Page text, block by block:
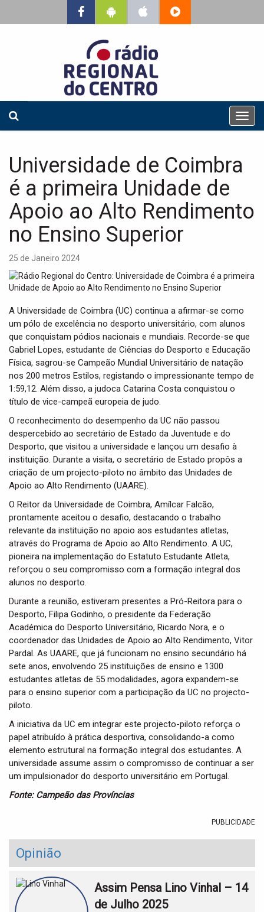
T
o
v
i
Universidade de Coimbra
é a primeira Unidade de
Apoio ao Alto Rendimento
no Ensino Superior
25 de Janeiro 2024
A Universidade de Coimbra (UC) continua a afirmar-se como
um pólo de excelência no desporto universitário, com alunos
que conquistam pódios nacionais e mundiais. Recorde-se que
Gabriel Lopes, estudante de Ciências do Desporto e Educação
Física, sagrou-se Campeão Mundial Universitário de natação
nos 200 metros Estilos, registando o impressionante tempo de
1:59,12. Além disso, a judoca Catarina Costa conquistou o
título de vice-campeã europeia de judo.
O reconhecimento do desempenho da UC não passou
despercebido ao secretário de Estado da Juventude e do
Desporto, que visitou a universidade e lançou um desafio à
instituição. Durante a visita, o secretário de Estado propôs a
criação de um projecto-piloto no âmbito das Unidades de
Apoio ao Alto Rendimento (UAARE).
O Reitor da Universidade de Coimbra, Amílcar Falcão,
prontamente aceitou o desafio, destacando o trabalho
relevante da instituição no apoio aos estudantes atletas,
através do Programa de Apoio ao Alto Rendimento. A UC,
pioneira na implementação do Estatuto Estudante Atleta,
reforçou o seu compromisso com a formação integral dos
alunos no desporto.
Durante a reunião, estiveram presentes a Pró-Reitora para o
Desporto, Filipa Godinho, o presidente da Federação
Académica do Desporto Universitário, Ricardo Nora, e o
coordenador das Unidades de Apoio ao Alto Rendimento, Vitor
Pardal. As UAARE, que já funcionam no ensino secundário há
sete anos, envolvendo 25 instituições de ensino e 1300
estudantes atletas de 55 modalidades, agora expandem-se
para o ensino superior com a participação da UC no projecto-
piloto.
A iniciativa da UC em integrar este projecto-piloto reforça o
papel atribuído à prática desportiva, consolidando-a como
elemento estrutural na formação integral dos estudantes. A
universidade assume assim o compromisso de continuar a ser
um impulsionador do desporto universitário em Portugal.
Fonte: Campeão das Províncias
PUBLICIDADE
Opinião
Assim Pensa Lino Vinhal – 14
de Julho 2025